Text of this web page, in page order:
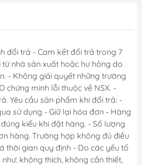
đổi trả - Cam kết đổi trả trong 7
nhà sản xuất hoặc hư hỏng do
- Không giải quyết những trường
chứng minh lỗi thuộc về NSX. -
Yêu cầu sản phẩm khi đổi trả: -
sử dụng - Giữ lại hóa đơn - Hàng
kiểu khi đặt hàng. - Số lượng
hàng. Trường hợp không đủ điều
thời gian quy định - Do các yếu tố
không thích, không cần thiết,